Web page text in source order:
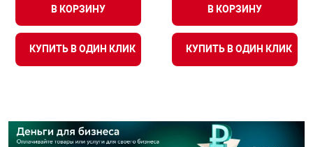
В КОРЗИНУ
КУПИТЬ В ОДИН КЛИК
В КОРЗИНУ
КУПИТЬ В ОДИН КЛИК